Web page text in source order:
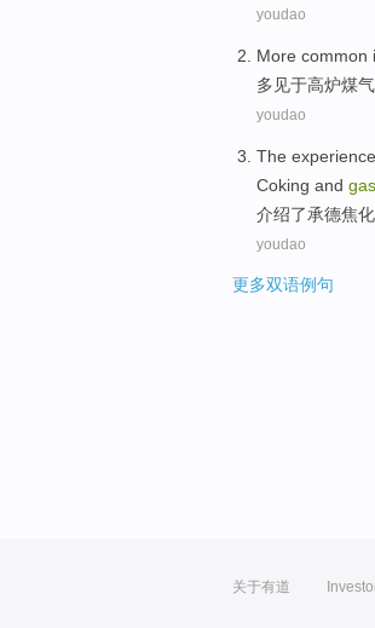
youdao
More common
多 见于高炉煤气
youdao
The experience
Coking and gas
介绍了承德焦化
youdao
更多双语例句
关于有道